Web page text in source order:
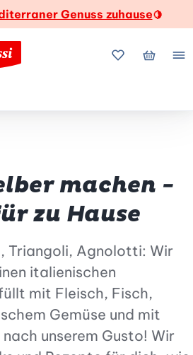
Genuss zuhause🍋
MeineMein
machen -
zu Hause
Triangoli, Agnolotti: Wir
italienischen
mit Fleisch, Fisch,
Gemüse und mit
unserem Gusto! Wir